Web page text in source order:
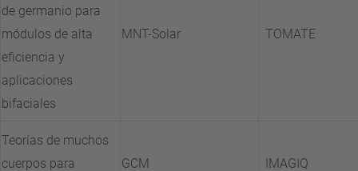
de germanio para
módulos de alta
eficiencia y
aplicaciones
bifaciales
MNT-Solar TOMATE
Teorías de muchos
cuerpos para
GCM IMAGIQ